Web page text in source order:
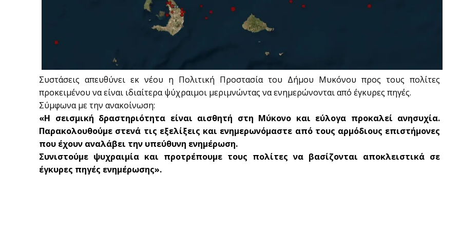
Συστάσεις απευθύνει εκ νέου η Πολιτική Προστασία του Δήμου Μυκόνου προς τους πολίτες
προκειμένου να είναι ιδιαίτερα ψύχραιμοι μεριμνώντας να ενημερώνονται από έγκυρες πηγές.
Σύμφωνα με την ανακοίνωση:
«Η σεισμική δραστηριότητα είναι αισθητή στη Μύκονο και εύλογα προκαλεί ανησυχία.
Παρακολουθούμε στενά τις εξελίξεις και ενημερωνόμαστε από τους αρμόδιους επιστήμονες
που έχουν αναλάβει την υπεύθυνη ενημέρωση.
Συνιστούμε ψυχραιμία και προτρέπουμε τους πολίτες να βασίζονται αποκλειστικά σε
έγκυρες πηγές ενημέρωσης».